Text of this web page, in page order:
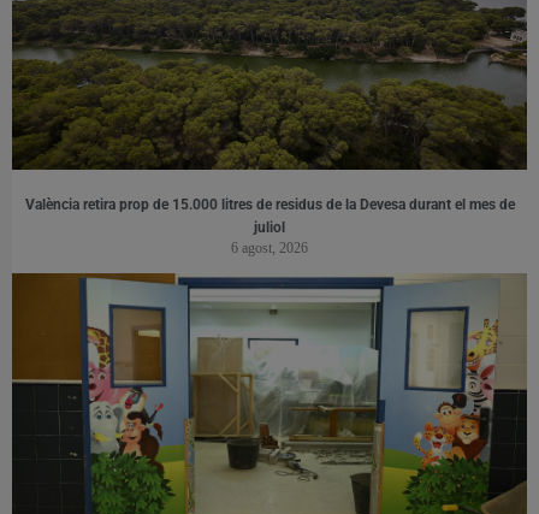
València retira prop de 15.000 litres de residus de la Devesa durant el mes de
juliol
6 agost, 2026